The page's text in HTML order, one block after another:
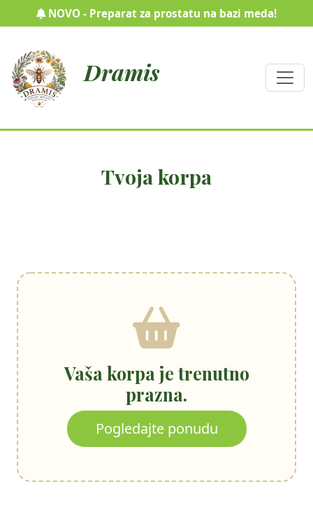
NOVO - Preparat za prostatu na bazi meda!
Dramis
Tvoja korpa
Vaša korpa je trenutno
prazna.
Pogledajte ponudu